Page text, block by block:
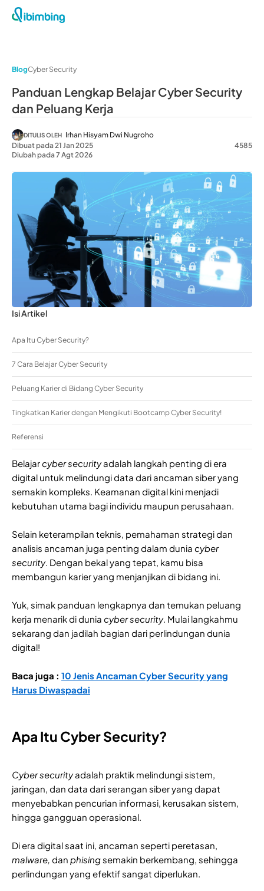
BlogCyber Security
Panduan Lengkap Belajar Cyber Security
dan Peluang Kerja
DITULIS OLEH Irhan Hisyam Dwi Nugroho
Dibuat pada 21 Jan 2025
Diubah pada 7 Agt 2026
4585
Isi Artikel
Apa Itu Cyber Security?
7 Cara Belajar Cyber Security
Peluang Karier di Bidang Cyber Security
Tingkatkan Karier dengan Mengikuti Bootcamp Cyber Security!
Referensi
Belajarcyber securityadalah langkah penting di era
digital untuk melindungi data dari ancaman siber yang
semakin kompleks. Keamanan digital kini menjadi
kebutuhan utama bagi individu maupun perusahaan.
Selain keterampilan teknis, pemahaman strategi dan
analisis ancaman juga penting dalam dunia cyber
security. Dengan bekal yang tepat, kamu bisa
membangun karier yang menjanjikan di bidang ini.
Yuk, simak panduan lengkapnya dan temukan peluang
kerja menarik di dunia cyber security. Mulai langkahmu
sekarang dan jadilah bagian dari perlindungan dunia
digital!
Baca juga : 10 Jenis Ancaman Cyber Security yang
Harus Diwaspadai
Apa Itu Cyber Security?
Cyber securityadalah praktik melindungi sistem,
jaringan, dan data dari serangan siber yang dapat
menyebabkan pencurian informasi, kerusakan sistem,
hingga gangguan operasional.
Di era digital saat ini, ancaman seperti peretasan,
malware, dan phisingsemakin berkembang, sehingga
perlindungan yang efektif sangat diperlukan.